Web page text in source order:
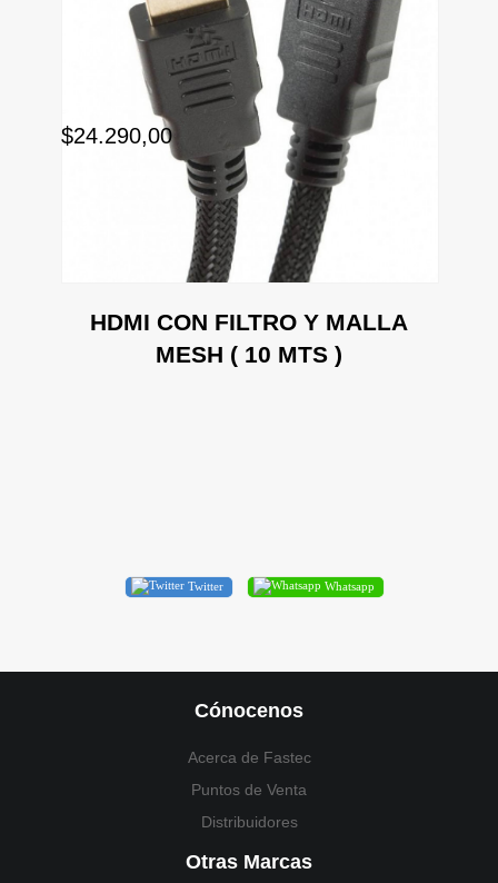
HDMI CON FILTRO Y MALLA
MESH ( 10 MTS )
$24.290,00
Twitter Whatsapp
Cónocenos
Acerca de Fastec
Puntos de Venta
Distribuidores
Otras Marcas